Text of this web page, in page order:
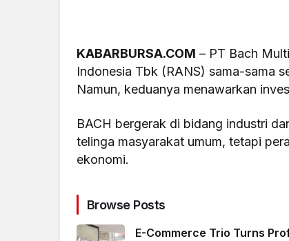
KABARBURSA.COM – PT Bach
Indonesia Tbk (RANS) sama-sama
Namun, keduanya menawarkan
BACH bergerak di bidang industri
telinga masyarakat umum, tetapi
ekonomi.
Browse Posts
E-Commerce Trio Turns